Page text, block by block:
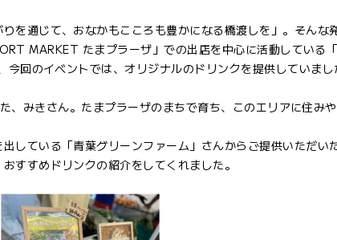
を通じて、おなかもこころも豊かになる橋渡しを」。そんな
MARKET たまプラーザ」での出店を中心に活動している
回のイベントでは、オリジナルのドリンクを提供していまし
、みきさん。たまプラーザのまちで育ち、このエリアに住み
している「青葉グリーンファーム」さんからご提供いただい
すすめドリンクの紹介をしてくれました。